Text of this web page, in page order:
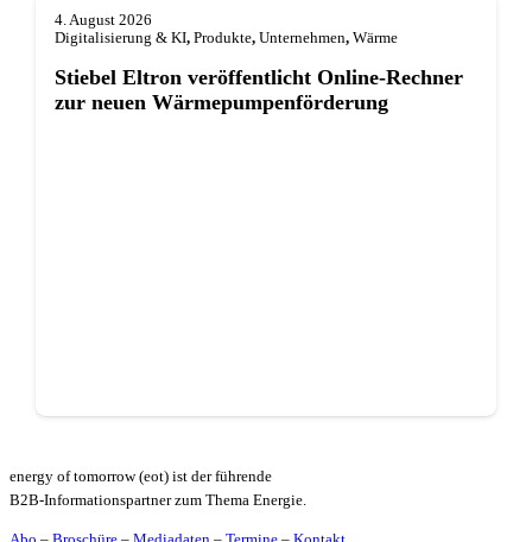
4. August 2026
Digitalisierung & KI, Produkte, Unternehmen, Wärme
Stiebel Eltron veröffentlicht Online-Rechner
zur neuen Wärmepumpenförderung
energy of tomorrow (eot) ist der führende
B2B-Informationspartner zum Thema Energie.